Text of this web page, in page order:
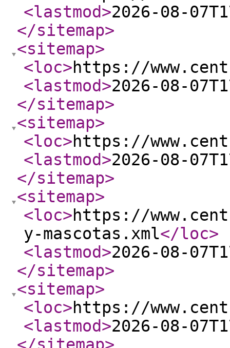
<lastmod>2026-08-
</sitemap>
<sitemap>
<loc>https://
<lastmod>2026-08-
</sitemap>
<sitemap>
<loc>https://
<lastmod>2026-08-
</sitemap>
<sitemap>
<loc>https://
y-mascotas.xml</loc>
<lastmod>2026-08-
</sitemap>
<sitemap>
<loc>https://
<lastmod>2026-08-